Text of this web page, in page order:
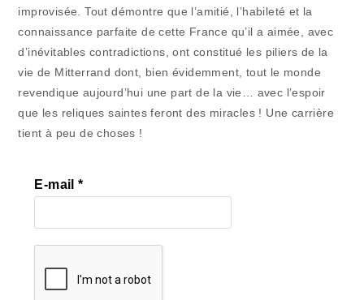
improvisée. Tout démontre que l’amitié, l’habileté et la
connaissance parfaite de cette France qu’il a aimée, avec
d’inévitables contradictions, ont constitué les piliers de la
vie de Mitterrand dont, bien évidemment, tout le monde
revendique aujourd’hui une part de la vie… avec l’espoir
que les reliques saintes feront des miracles ! Une carrière
tient à peu de choses !
E-mail*